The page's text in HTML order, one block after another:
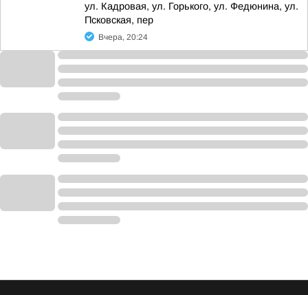
ул. Кадровая, ул. Горького, ул. Федюнина, ул.
Псковская, пер
Вчера, 20:24